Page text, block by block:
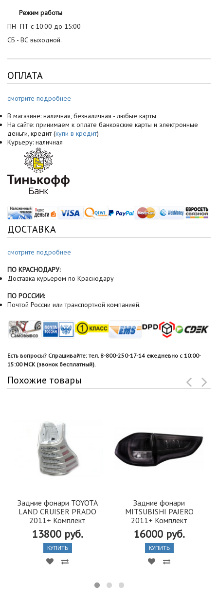
Режим работы
ПН -ПТ с 10:00 до 15:00
СБ - ВС выходной.
ОПЛАТА
смотрите подробнее
В магазине: наличная, безналичная - любые карты
На сайте: принимаем к оплате банковские карты и электронные
деньги, кредит (купи в кредит)
Курьеру: наличная
ДОСТАВКА
смотрите подробнее
ПО КРАСНОДАРУ:
Доставка курьером по Краснодару
ПО РОССИИ:
Почтой России или транспортной компанией.
Есть вопросы? Спрашивайте: тел. 8-800-250-17-14 ежедневно с 10:00-
15:00 МСК (звонок бесплатный).
Похожие товары
Задние фонари TOYOTA
LAND CRUISER PRADO
2011+ Комплект
13800 руб.
КУПИТЬ
Задние фонари
MITSUBISHI PAJERO
2011+ Комплект
16000 руб.
КУПИТЬ